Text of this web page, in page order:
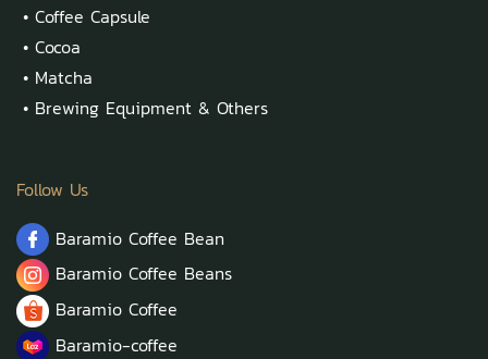
• Coffee Capsule
• Cocoa
• Matcha
• Brewing Equipment & Others
Follow Us
Baramio Coffee Bean
Baramio Coffee Beans
Baramio Coffee
Baramio-coffee